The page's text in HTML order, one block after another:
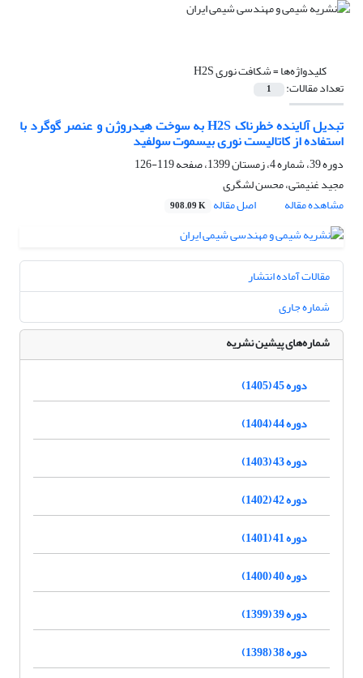
کلیدواژه‌ها =شکافت نوری H2S
تعداد مقالات: 1
تبدیل آلاینده خطرناک H2S به سوخت هیدروژن و عنصر گوگرد با
استفاده از کاتالیست نوری بیسموت سولفید
دوره 39، شماره 4، زمستان 1399، صفحه
119-126
مجید غنیمتی، محسن لشگری
مشاهده مقاله
اصل مقاله 908.09 K
مقالات آماده انتشار
شماره جاری
شماره‌های پیشین نشریه
دوره 45 (1405)
دوره 44 (1404)
دوره 43 (1403)
دوره 42 (1402)
دوره 41 (1401)
دوره 40 (1400)
دوره 39 (1399)
دوره 38 (1398)